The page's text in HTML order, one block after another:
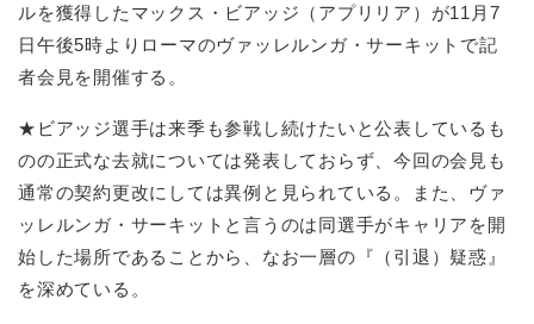
ルを獲得したマックス・ビアッジ（アプリリア）が11月7
日午後5時よりローマのヴァッレルンガ・サーキットで記
者会見を開催する。
★ビアッジ選手は来季も参戦し続けたいと公表しているも
のの正式な去就については発表しておらず、今回の会見も
通常の契約更改にしては異例と見られている。また、ヴァ
ッレルンガ・サーキットと言うのは同選手がキャリアを開
始した場所であることから、なお一層の『（引退）疑惑』
を深めている。